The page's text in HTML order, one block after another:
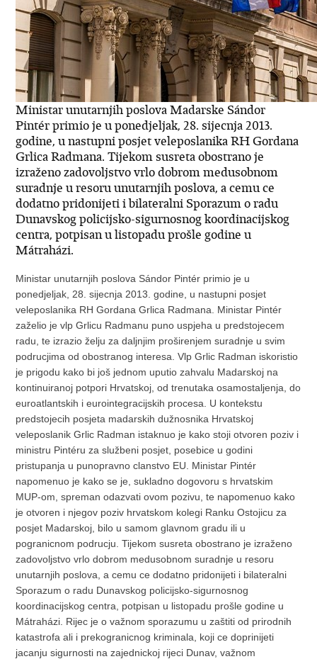
Ministar unutarnjih poslova Madarske Sándor
Pintér primio je u ponedjeljak, 28. sijecnja 2013.
godine, u nastupni posjet veleposlanika RH Gordana
Grlica Radmana. Tijekom susreta obostrano je
izraženo zadovoljstvo vrlo dobrom medusobnom
suradnje u resoru unutarnjih poslova, a cemu ce
dodatno pridonijeti i bilateralni Sporazum o radu
Dunavskog policijsko-sigurnosnog koordinacijskog
centra, potpisan u listopadu prošle godine u
Mátraházi.
Ministar unutarnjih poslova Sándor Pintér primio je u
ponedjeljak, 28. sijecnja 2013. godine, u nastupni posjet
veleposlanika RH Gordana Grlica Radmana. Ministar Pintér
zaželio je vlp Grlicu Radmanu puno uspjeha u predstojecem
radu, te izrazio želju za daljnjim proširenjem suradnje u svim
podrucjima od obostranog interesa. Vlp Grlic Radman iskoristio
je prigodu kako bi još jednom uputio zahvalu Madarskoj na
kontinuiranoj potpori Hrvatskoj, od trenutaka osamostaljenja, do
euroatlantskih i eurointegracijskih procesa. U kontekstu
predstojecih posjeta madarskih dužnosnika Hrvatskoj
veleposlanik Grlic Radman istaknuo je kako stoji otvoren poziv i
ministru Pintéru za službeni posjet, posebice u godini
pristupanja u punopravno clanstvo EU. Ministar Pintér
napomenuo je kako se je, sukladno dogovoru s hrvatskim
MUP-om, spreman odazvati ovom pozivu, te napomenuo kako
je otvoren i njegov poziv hrvatskom kolegi Ranku Ostojicu za
posjet Madarskoj, bilo u samom glavnom gradu ili u
pogranicnom podrucju. Tijekom susreta obostrano je izraženo
zadovoljstvo vrlo dobrom medusobnom suradnje u resoru
unutarnjih poslova, a cemu ce dodatno pridonijeti i bilateralni
Sporazum o radu Dunavskog policijsko-sigurnosnog
koordinacijskog centra, potpisan u listopadu prošle godine u
Mátraházi. Rijec je o važnom sporazumu u zaštiti od prirodnih
katastrofa ali i prekogranicnog kriminala, koji ce doprinijeti
jacanju sigurnosti na zajednickoj rijeci Dunav, važnom